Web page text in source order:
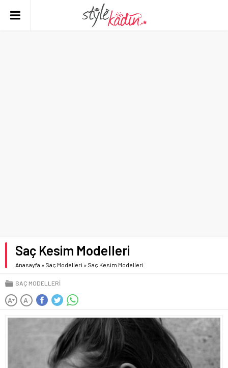
Saç Kesim Modelleri
Anasayfa » Saç Modelleri » Saç Kesim Modelleri
SAÇ MODELLERI
A+ A-